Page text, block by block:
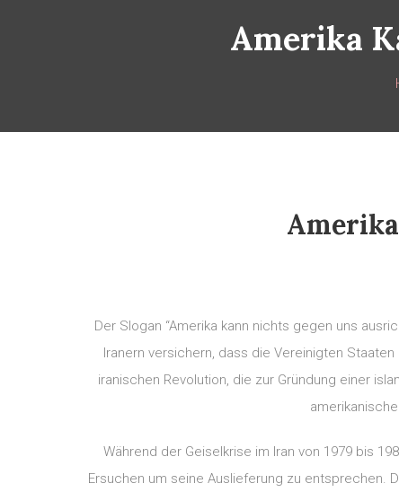
Amerika
Der Slogan “Amerika kann nichts gegen uns
Iranern versichern, dass die Vereinigten
iranischen Revolution, die zur Gründung einer
Während der Geiselkrise im Iran von 1979 bis
Ersuchen um seine Auslieferung zu entsprechen.